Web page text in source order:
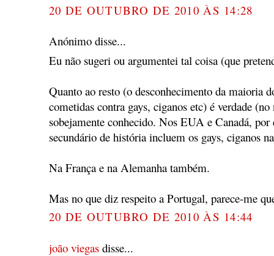
20 DE OUTUBRO DE 2010 ÀS 14:28
Anónimo disse...
Eu não sugeri ou argumentei tal coisa (que
Quanto ao resto (o desconhecimento da maioria
cometidas contra gays, ciganos etc) é verdade
sobejamente conhecido. Nos EUA e Canadá,
secundário de história incluem os gays, ciganos
Na França e na Alemanha também.
Mas no que diz respeito a Portugal, parece-me
20 DE OUTUBRO DE 2010 ÀS 14:44
joão viegas disse...